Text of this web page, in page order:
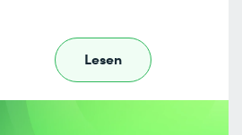
Lesen